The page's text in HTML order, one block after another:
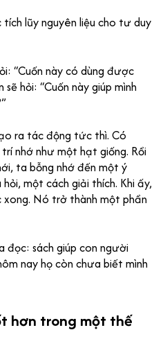
lũy nguyên liệu cho tư duy
“Cuốn này có dùng được
hỏi: “Cuốn này giúp mình
ra tác động tức thì. Có
nhớ như một hạt giống. Rồi
ta bỗng nhớ đến một ý
một cách giải thích. Khi ấy,
Nó trở thành một phần
sách giúp con người
nay họ còn chưa biết mình
hơn trong một thế